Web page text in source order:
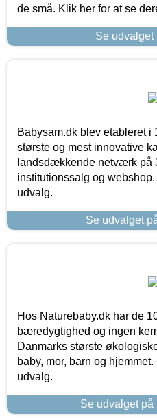
de små. Klik her for at se
Se udvalget
Babysam.dk blev etableret i
største og mest innovative
landsdækkende netværk på
institutionssalg og
udvalg.
Se udvalget
Hos Naturebaby.dk har de
bæredygtighed og ingen
Danmarks største
baby, mor, barn og
udvalg.
Se udvalget på